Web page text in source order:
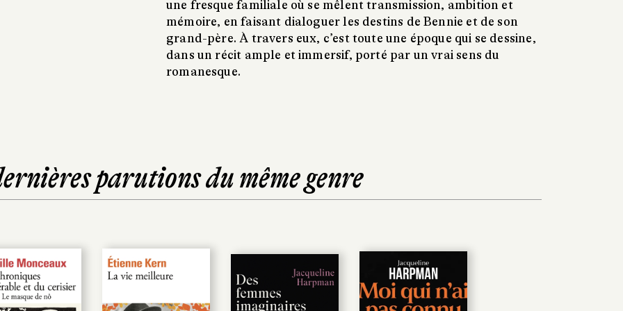
une fresque familiale où se mêlent transmission, ambition et
mémoire, en faisant dialoguer les destins de Bennie et de son
grand-père. À travers eux, c’est toute une époque qui se dessine,
dans un récit ample et immersif, porté par un vrai sens du
romanesque.
parutions du même genre